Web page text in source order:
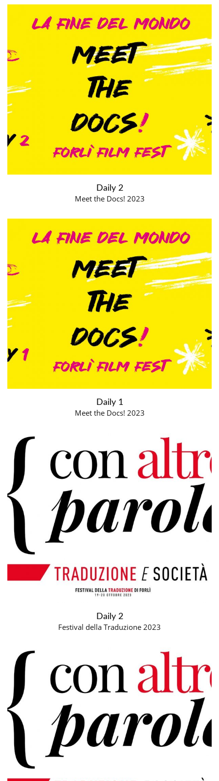
Daily 2
Meet the Docs! 2023
Daily 1
Meet the Docs! 2023
Daily 2
Festival della Traduzione 2023